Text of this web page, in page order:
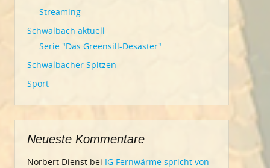
Streaming
Schwalbach aktuell
Serie "Das Greensill-Desaster"
Schwalbacher Spitzen
Sport
Neueste Kommentare
Norbert Dienst bei IG Fernwärme spricht von